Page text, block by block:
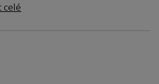
celé